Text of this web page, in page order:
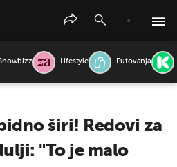
Lifestyle Putovanja
širi! Redovi za
"To je malo